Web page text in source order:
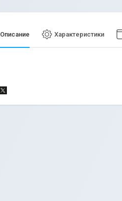
Описание Характеристики